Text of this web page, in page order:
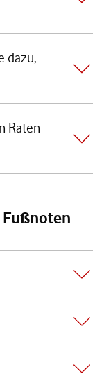
dazu,
Raten